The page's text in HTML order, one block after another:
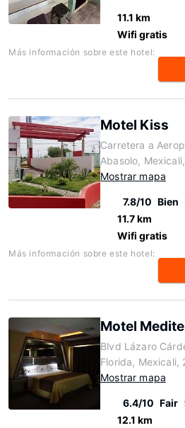
11.1 km
Wifi gratis
Más información sobre este hotel:
Motel Kiss
Carretera a
Abasolo,
Mostrar mapa
7.8/10 Bien
11.7 km
Wifi gratis
Más información sobre este hotel:
Motel
Blvd Lázaro
Florida, Mexicali,
Mostrar mapa
6.4/10 Fair
12.1 km